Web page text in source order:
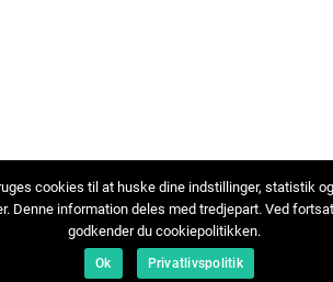
cookies til at huske dine indstillinger, statistik
Denne information deles med tredjepart. Ved
godkender du cookiepolitikken.
Ok Privatlivspolitik